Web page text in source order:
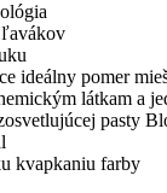
ľavákov
ideálny pomer
látkam a
pasty
kvapkaniu farby